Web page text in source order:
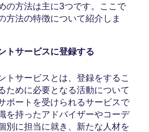
の方法は主に3つです。ここで
方法の特徴について紹介しま
トサービスに登録する
トサービスとは、登録をするこ
ために必要となる活動について
ポートを受けられるサービスで
を持ったアドバイザーやコーデ
別に担当に就き、新たな人材を